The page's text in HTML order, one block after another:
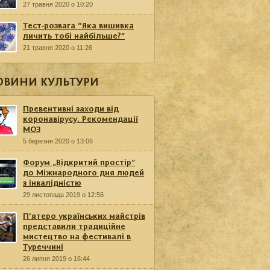
27 травня 2020 о 10:20
Тест-розвага “Яка вишивка
личить тобі найбільше?”
21 травня 2020 о 11:26
КУЛЬТУРИ
Превентивні заходи від
коронавірусу. Рекомендації
МОЗ
5 березня 2020 о 13:06
Форум „Відкритий простір”
до Міжнародного дня людей
з інвалідністю
29 листопада 2019 о 12:56
П’ятеро українських майстрів
представили традиційне
мистецтво на фестивалі в
Туреччині
26 липня 2019 о 16:44